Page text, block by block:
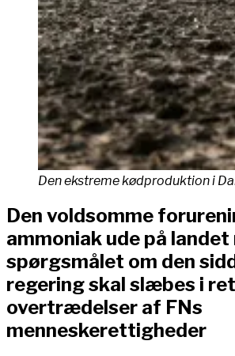
Den ekstreme kødproduktion i
Den voldsomme
ammoniak ude på
spørgsmålet om den
regering skal slæbes i
overtrædelser af FNs
menneskerettigheder